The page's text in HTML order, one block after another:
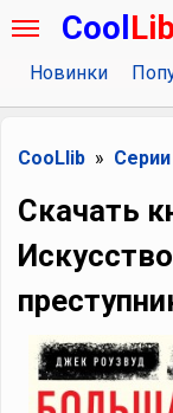
Cool Lib
Новинки
CooLlib Серии
Скачать